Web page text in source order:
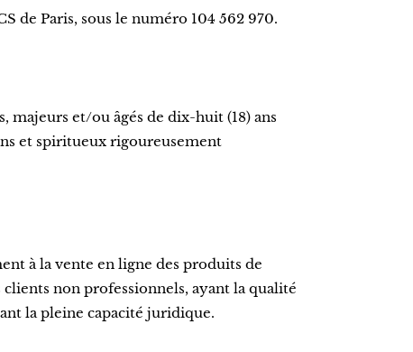
de Paris, sous le numéro 104 562 970.
majeurs et/ou âgés de dix-huit (18) ans
et spiritueux rigoureusement
à la vente en ligne des produits de
clients non professionnels, ayant la qualité
la pleine capacité juridique.